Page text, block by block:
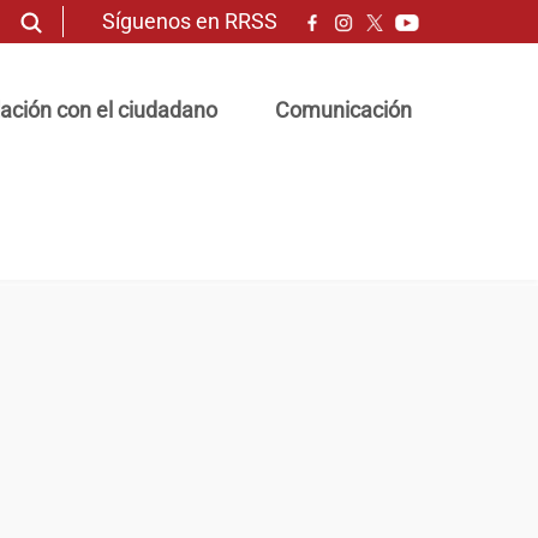
Síguenos en RRSS
con el ciudadano Comunicación